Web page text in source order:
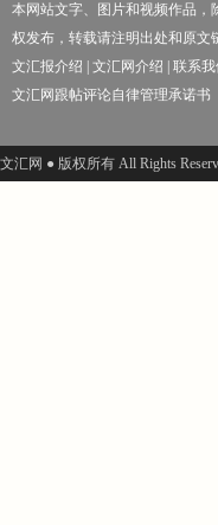
本网站文字、图片和视频作品，
权发布，转载请注明出处和原文
文汇报介绍
文汇网介绍
联系我
文汇网跟帖评论自律管理承诺书
文汇网 ● 版权所有 All Rights